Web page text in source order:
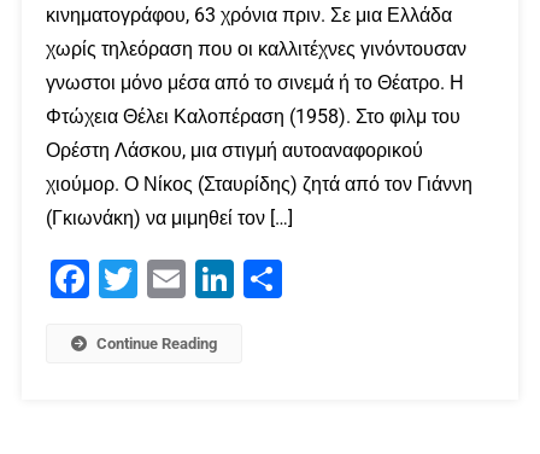
κινηματογράφου, 63 χρόνια πριν. Σε μια Ελλάδα
χωρίς τηλεόραση που οι καλλιτέχνες γινόντουσαν
γνωστοι μόνο μέσα από το σινεμά ή το Θέατρο. Η
Φτώχεια Θέλει Καλοπέραση (1958). Στο φιλμ του
Ορέστη Λάσκου, μια στιγμή αυτοαναφορικού
χιούμορ. Ο Νίκος (Σταυρίδης) ζητά από τον Γιάννη
(Γκιωνάκη) να μιμηθεί τον […]
Facebook
Twitter Email LinkedIn
Continue Reading